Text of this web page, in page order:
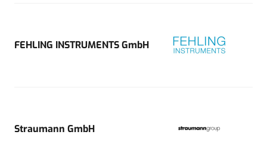
FEHLING INSTRUMENTS GmbH
Straumann GmbH